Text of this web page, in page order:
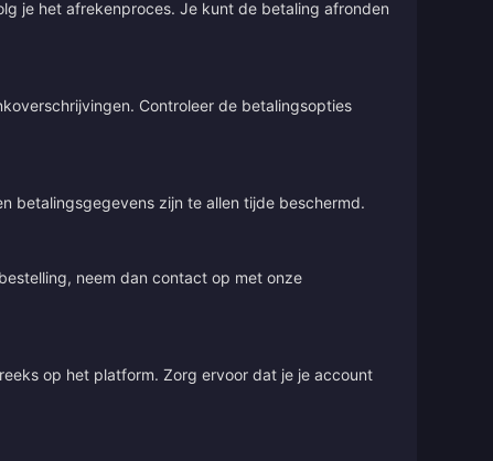
je het afrekenproces. Je kunt de betaling afronden
Controleer de betalingsopties
betalingsgegevens zijn te allen tijde beschermd.
neem dan contact op met onze
op het platform. Zorg ervoor dat je je account